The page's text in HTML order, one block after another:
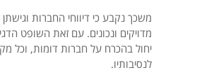
משכך נקבע כי דיווחי החברות
מדויקים ונכונים. עם זאת השופט
יחול בהכרח על חברות דומות, וכל
לנסיבותיו.